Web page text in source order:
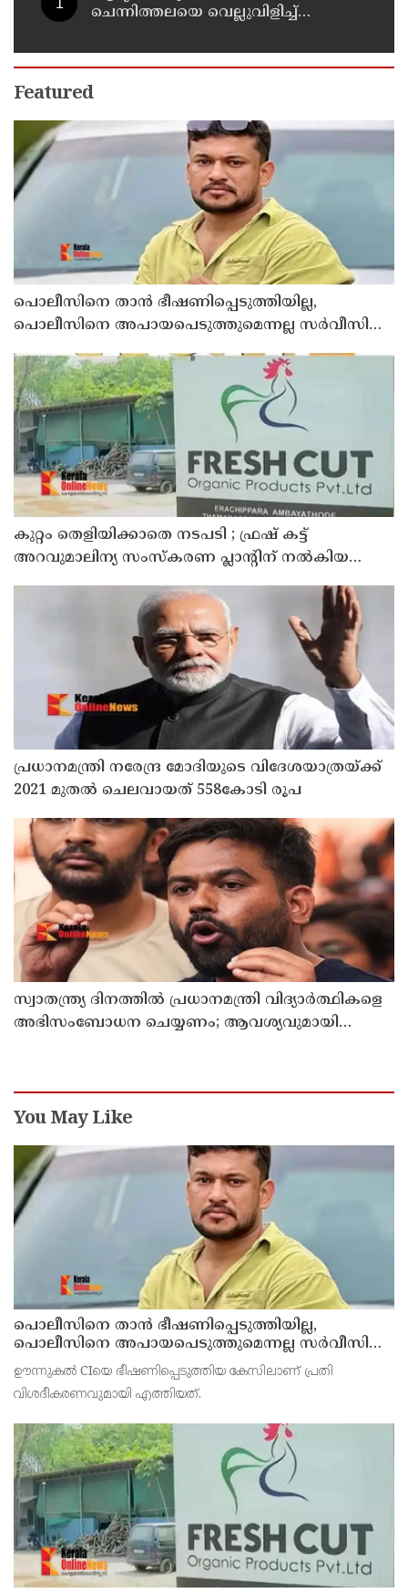
ചെന്നിത്തലയെ വെല്ലുവിളിച്ച്
വളർന്ന പാർട്ടി വേറെയാണ് !
Featured
പൊലീസിനെ താന്‍ ഭീഷണിപ്പെടുത്തിയില്ല,
പൊലീസിനെ അപായപെടുത്തുമെന്നല്ല സര്‍വീസില്‍
വിശദീകരണവുമായി അര്‍ജുന്‍ ആയങ്കി
കുറ്റം തെളിയിക്കാതെ നടപടി ; ഫ്രഷ് കട്ട്
അറവുമാലിന്യ സംസ്‌കരണ പ്ലാന്റിന് നല്‍കിയ
പ്രധാനമന്ത്രി നരേന്ദ്ര മോദിയുടെ വിദേശയാത്രയ്ക്ക്
2021 മുതല്‍ ചെലവായത് 558കോടി രൂപ
സ്വാതന്ത്ര്യ ദിനത്തില്‍ പ്രധാനമന്ത്രി വിദ്യാര്‍ത്ഥികളെ
അഭിസംബോധന ചെയ്യണം; ആവശ്യവുമായി
You May Like
പൊലീസിനെ താന്‍ ഭീഷണിപ്പെടുത്തിയില്ല,
പൊലീസിനെ അപായപെടുത്തുമെന്നല്ല സര്‍വീസില്‍
തുടരാന്‍ അനുവദിക്കില്ലെന്നാണ് പറഞ്ഞത് ;
വിശദീകരണവുമായി അര്‍ജുന്‍ ആയങ്കി
ഊന്നുകല്‍ CIയെ ഭീഷണിപ്പെടുത്തിയ കേസിലാണ് പ്രതി
വിശദീകരണവുമായി എത്തിയത്.